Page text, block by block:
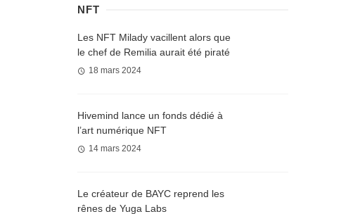
NFT
Les NFT Milady vacillent alors que
le chef de Remilia aurait été piraté
18 mars 2024
Hivemind lance un fonds dédié à
l’art numérique NFT
14 mars 2024
Le créateur de BAYC reprend les
rênes de Yuga Labs